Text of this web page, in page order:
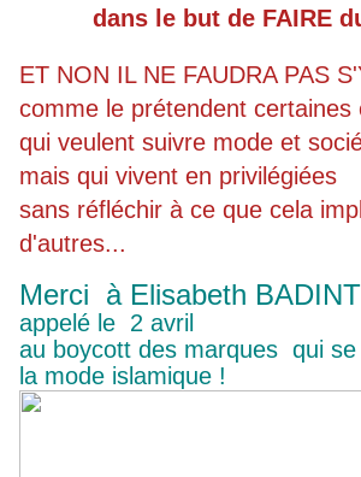
dans le but de FAIRE
ET NON IL NE FAUDRA PAS
comme le prétendent certaines
qui veulent suivre mode et
mais qui vivent en privilégiées
sans réfléchir à ce que cela
d'autres...
Merci à Elisabeth
appelé le 2 avril
au boycott des marques qui
la mode islamique !